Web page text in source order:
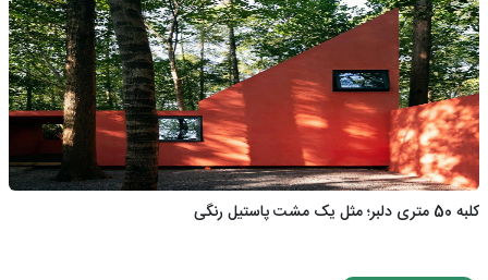
کلبه 50 متری دلبر؛ مثل یک مشت پاستیل رنگی